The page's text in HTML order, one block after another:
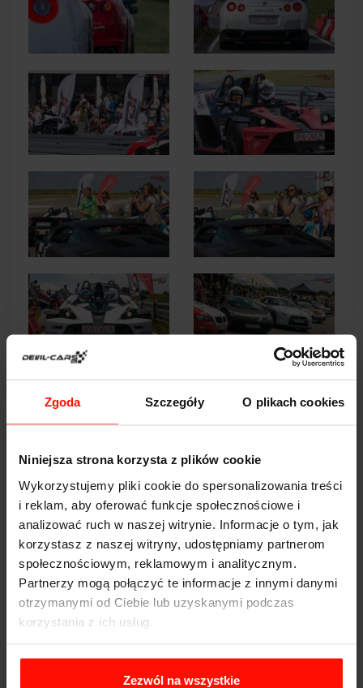
Zgoda Szczegóły O plikach cookies
Niniejsza strona korzysta z plików cookie
Wykorzystujemy pliki cookie do spersonalizowania treści
i reklam, aby oferować funkcje społecznościowe i
analizować ruch w naszej witrynie. Informacje o tym, jak
korzystasz z naszej witryny, udostępniamy partnerom
społecznościowym, reklamowym i analitycznym.
Partnerzy mogą połączyć te informacje z innymi danymi
otrzymanymi od Ciebie lub uzyskanymi podczas
korzystania z ich usług.
Zezwól na wszystkie